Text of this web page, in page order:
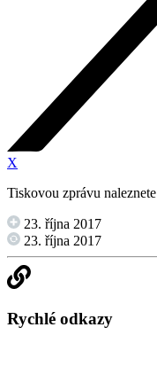
X
Tiskovou zprávu naleznete
23. října 2017
23. října 2017
Rychlé odkazy